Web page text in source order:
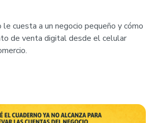
le cuesta a un negocio pequeño y cómo
de venta digital desde el celular